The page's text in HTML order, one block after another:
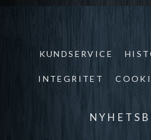
KUNDSERVICE
INTEGRITET